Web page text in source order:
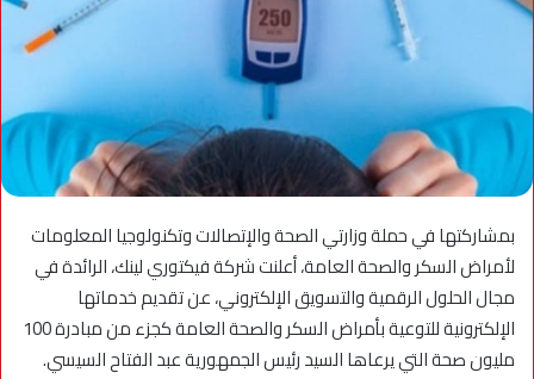
بمشاركتها في حملة وزارتي الصحة والإتصالات وتكنولوجيا المعلومات
لأمراض السكر والصحة العامة، أعلنت شركة فيكتوري لينك، الرائدة في
مجال الحلول الرقمية والتسويق الإلكتروني، عن تقديم خدماتها
الإلكترونية للتوعية بأمراض السكر والصحة العامة كجزء من مبادرة 100
مليون صحة التي يرعاها السيد رئيس الجمهورية عبد الفتاح السيسي.